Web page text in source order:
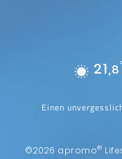
21,8
Einen
©2026 apromo®